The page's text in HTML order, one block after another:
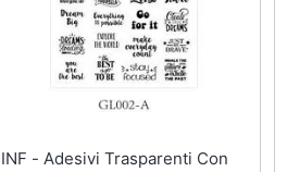
INF - Adesivi Trasparenti Con